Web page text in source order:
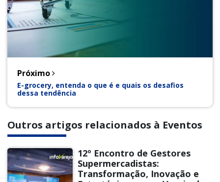
Próximo
E-grocery, entenda o que é e quais os desafios
dessa tendência
Outros artigos relacionados à Eventos
12º Encontro de Gestores
Supermercadistas:
Transformação, Inovação e